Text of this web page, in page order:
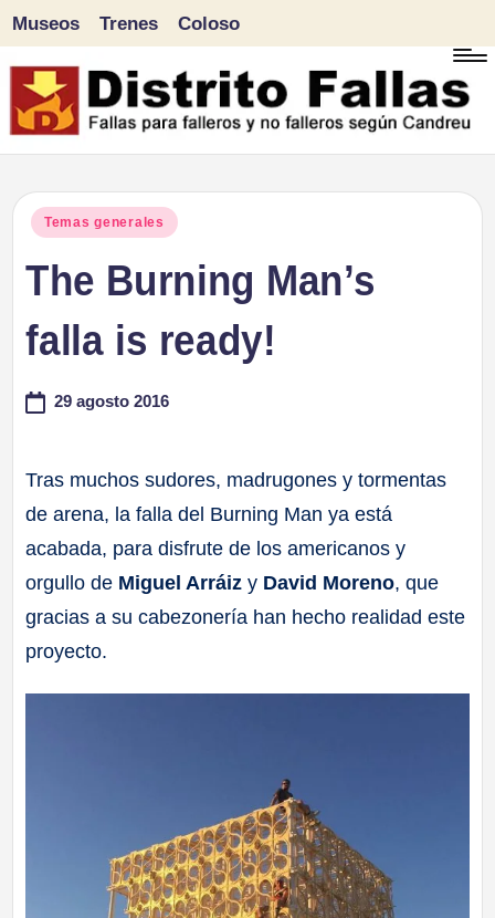
Saltar
al
Museos Trenes Coloso
Publicado
Temas generales
The Burning Man’s
falla is ready!
29 agosto 2016
Tras muchos sudores, madrugones y tormentas
de arena, la falla del Burning Man ya está
acabada, para disfrute de los americanos y
orgullo de Miguel Arráiz y David Moreno, que
gracias a su cabezonería han hecho realidad este
proyecto.